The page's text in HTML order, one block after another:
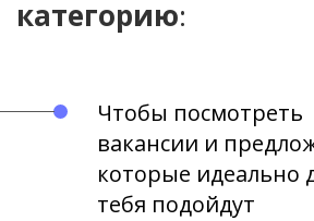
категорию:
Чтобы посмотреть
вакансии и
которые идеально
тебя подойдут